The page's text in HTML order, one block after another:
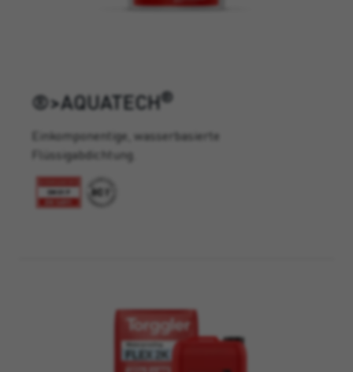
®>AQUATECH®
Einkomponentige, wasserbasierte
Flüssigabdichtung.